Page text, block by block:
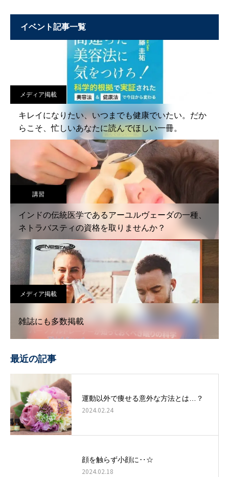
イベント記事一覧
メディア掲載
キレイになりたい、いつまでも健康でいたい。だか
らこそ、忙しいあなたに読んでほしい一冊。
講習
インドの伝統医学であるアーユルヴェーダの一種、
ネトラバスティの資格を取りませんか？
メディア掲載
雑誌にも多数掲載
最近の記事
運動以外で痩せる意外な方法とは…？
2024.02.24
顔を触らず小顔に‥☆
2024.02.18